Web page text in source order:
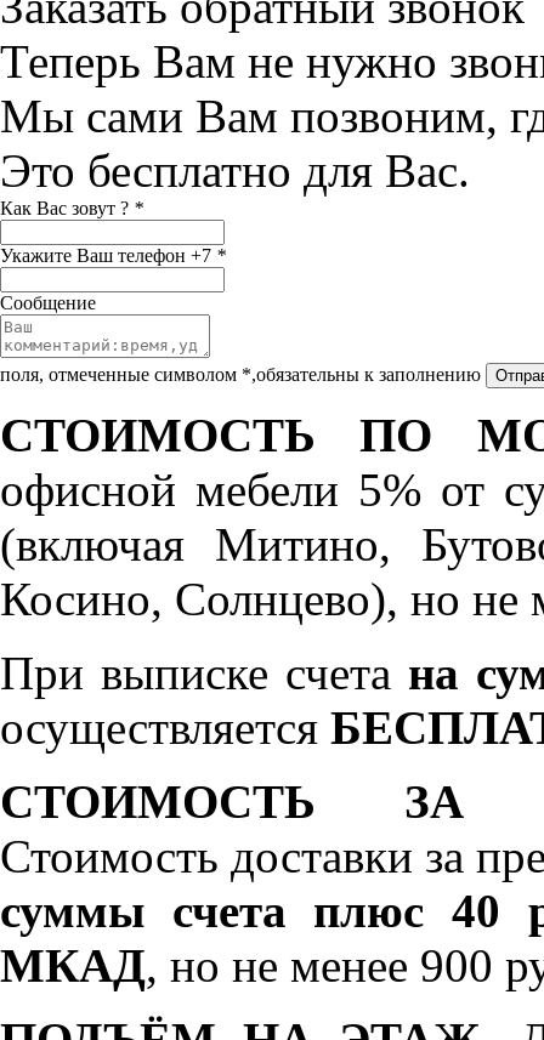
Теперь Вам не нужно
Мы сами Вам позвоним,
Это бесплатно для Вас.
Как Вас зовут ? *
Укажите Ваш телефон +7 *
Сообщение
поля, отмеченные символом *,обязательны к заполнению
СТОИМОСТЬ ПО
офисной мебели 5% от
(включая Митино,
Косино, Солнцево), но не
При выписке счета на
осуществляется
СТОИМОСТЬ ЗА
Стоимость доставки за
суммы счета плюс 40
МКАД, но не менее 900